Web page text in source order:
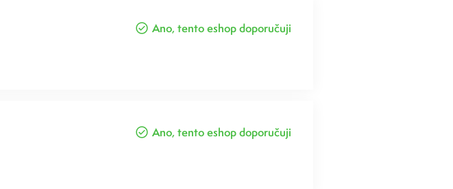
Ano, tento eshop doporučuji
Ano, tento eshop doporučuji